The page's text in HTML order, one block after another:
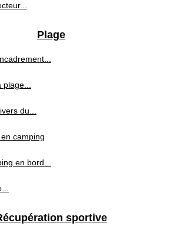
Plage
plage...
du...
camping
en bord...
sportive